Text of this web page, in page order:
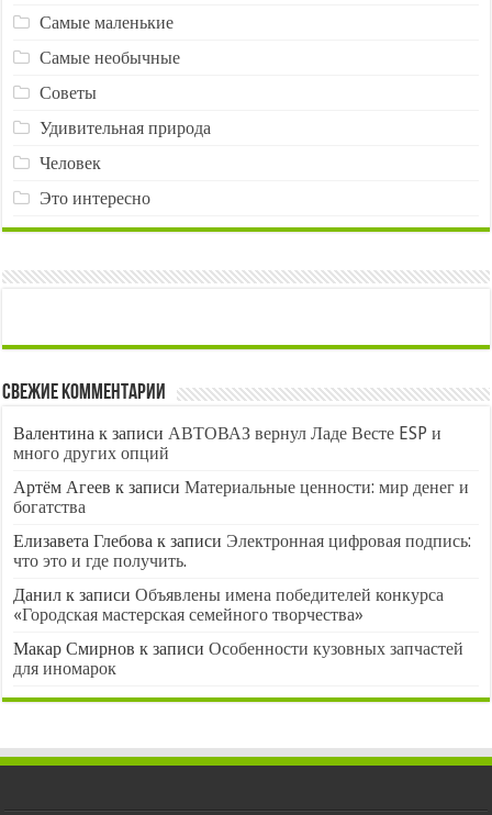
Самые маленькие
Самые необычные
Советы
Удивительная природа
Человек
Это интересно
Свежие комментарии
Валентина к записиАВТОВАЗ вернул Ладе Весте ESP и
много других опций
Артём Агеев к записиМатериальные ценности: мир денег и
богатства
Елизавета Глебова к записи Электронная цифровая подпись:
что это и где получить.
Данил к записиОбъявлены имена победителей конкурса
«Городская мастерская семейного творчества»
Макар Смирнов к записиОсобенности кузовных запчастей
для иномарок